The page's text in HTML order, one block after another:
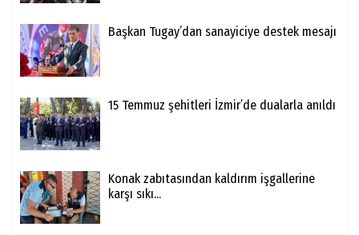
Başkan Tugay’dan sanayiciye destek mesajı
15 Temmuz şehitleri İzmir’de dualarla anıldı
Konak zabıtasından kaldırım işgallerine
karşı sıkı...